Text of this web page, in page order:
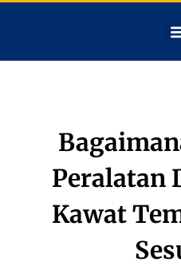
Peralatan
Kawat